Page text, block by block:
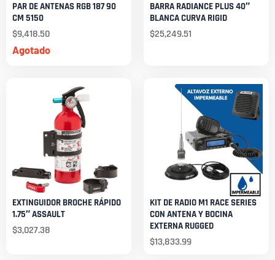
Agotado
PAR DE ANTENAS RGB 187 90
CM 5150
$9,418.50
BARRA RADIANCE PLUS 40″
BLANCA CURVA RIGID
$25,249.51
EXTINGUIDOR BROCHE RÁPIDO
1.75″ ASSAULT
$3,027.38
KIT DE RADIO M1 RACE SERIES
CON ANTENA Y BOCINA
EXTERNA RUGGED
$13,833.99